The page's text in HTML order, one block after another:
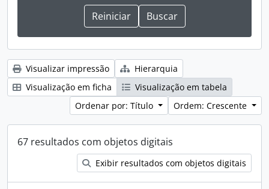
Visualizar impressão
Hierarquia
Visualização em ficha
Visualização em tabela
Ordenar por: Título
Ordem: Crescente
67 resultados com objetos digitais
Exibir resultados com objetos digitais